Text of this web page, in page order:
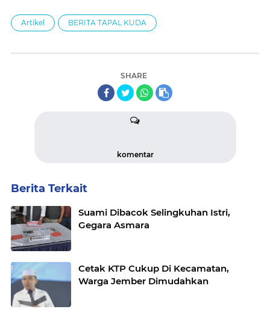
Artikel BERITA TAPAL KUDA
SHARE
komentar
Berita Terkait
Suami Dibacok Selingkuhan Istri,
Gegara Asmara
Cetak KTP Cukup Di Kecamatan,
Warga Jember Dimudahkan